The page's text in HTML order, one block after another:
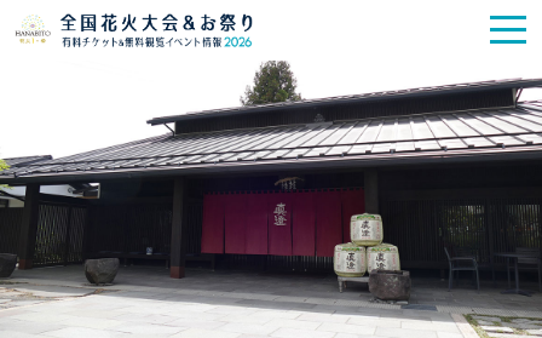
花火大会
HANABITOの道
有料観覧席販売一覧
ポスター一覧
SPICEレポート記事